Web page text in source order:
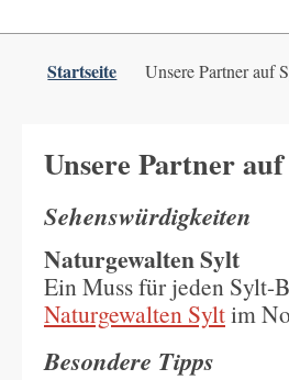
Startseite Unsere Partner auf
Unsere Partner
Sehenswürdigkeiten
Naturgewalten Sylt
Ein Muss für jeden Sylt-
Naturgewalten Syltim
Besondere Tipps